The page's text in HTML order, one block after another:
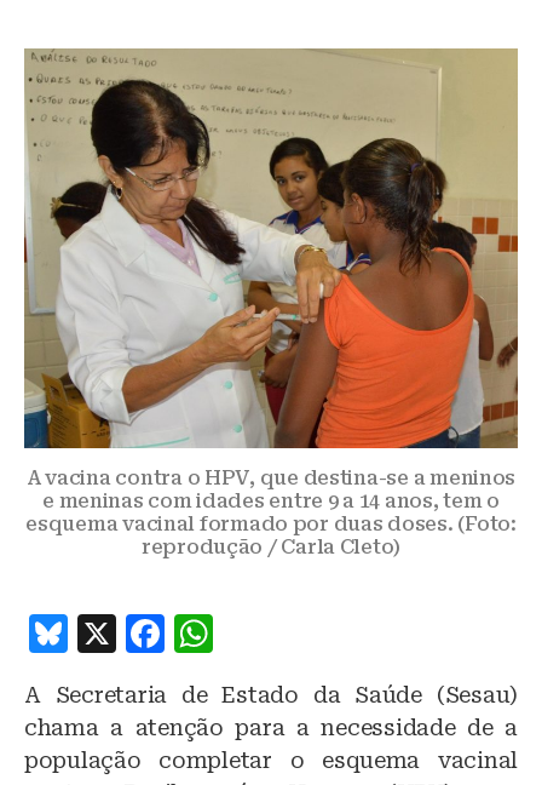
A vacina contra o HPV, que destina-se a meninos
e meninas com idades entre 9 a 14 anos, tem o
esquema vacinal formado por duas doses. (Foto:
reprodução / Carla Cleto)
B
e
s
X
F
c
e
at
s
A Secretaria de Estado da Saúde (Sesau)
chama a atenção para a necessidade de a
população completar o esquema vacinal